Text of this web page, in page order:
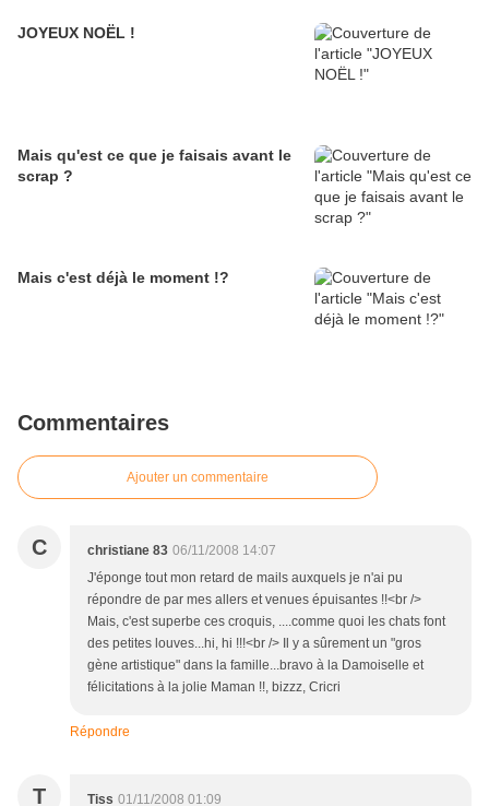
JOYEUX NOËL !
Mais qu'est ce que je faisais avant le
scrap ?
Mais c'est déjà le moment !?
Commentaires
Ajouter un commentaire
C christiane 83 06/11/2008 14:07
J'éponge tout mon retard de mails auxquels je n'ai pu
répondre de par mes allers et venues épuisantes !!<br />
Mais, c'est superbe ces croquis, ....comme quoi les chats font
des petites louves...hi, hi !!!<br /> Il y a sûrement un "gros
gène artistique" dans la famille...bravo à la Damoiselle et
félicitations à la jolie Maman !!, bizzz, Cricri
Répondre
T Tiss 01/11/2008 01:09